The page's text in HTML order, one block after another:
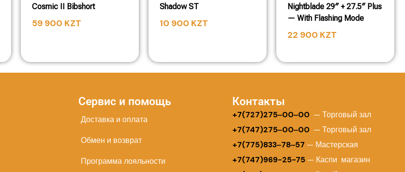
Cosmic II Bibshort
59 900 KZT
Shadow ST
10 900 KZT
Nightblade 29″ + 27.5″ Plus
— With Flashing Mode
22 900 KZT
Сервис и помощь
Доставка и оплата
Обмен и возврат
Программа лояльности
Контакты
+7(727)275‒00‒00 — Торговый зал
+7(747)275‒00‒00 — Торговый зал
+7(775)833‒78‒57 — Мастерская
+7(747)969-25-75— Каспи магазин